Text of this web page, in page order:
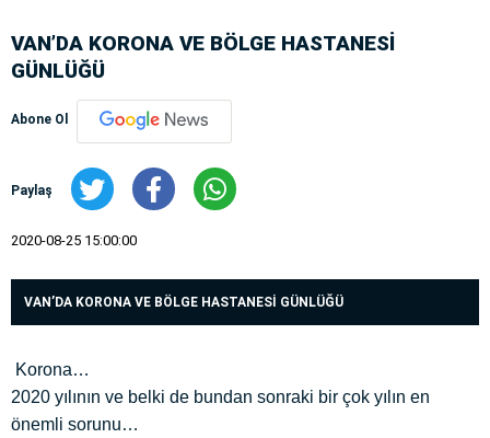
VAN’DA KORONA VE BÖLGE HASTANESİ
GÜNLÜĞÜ
Abone Ol
Paylaş
2020-08-25 15:00:00
VAN’DA KORONA VE BÖLGE HASTANESİ GÜNLÜĞÜ
Korona…
2020 yılının ve belki de bundan sonraki bir çok yılın en
önemli sorunu…